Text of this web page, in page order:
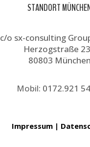
STANDORT
c/o sx-consulting
Herzogstraße
80803 München
Mobil: 0172.921
Impressum |